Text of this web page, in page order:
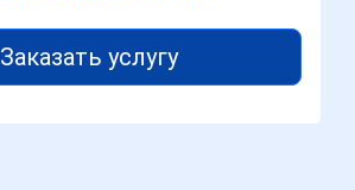
Заказать услугу